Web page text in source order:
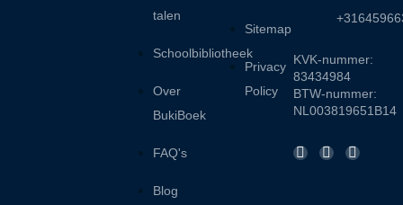
talen
Schoolbibliotheek
Over
BukiBoek
FAQ's
Blog
Sitemap
Privacy
Policy
KVK-nummer:
83434984
BTW-nummer:
NL003819651B14
F
I
L